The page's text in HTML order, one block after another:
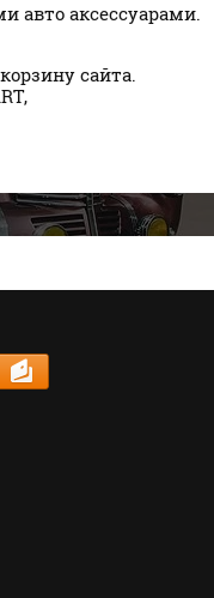
авто аксессуарами.
сайта.